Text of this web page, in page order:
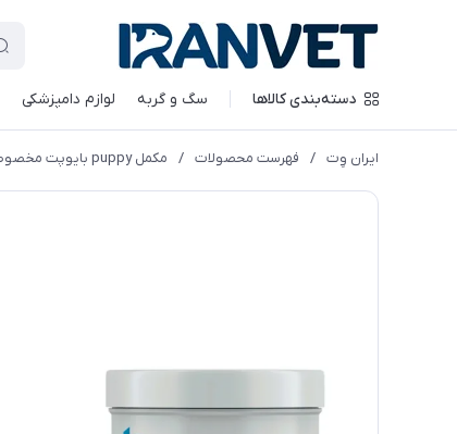
دسته‌بندی کالاها سگ و گربه لوازم دامپزشکی
ایران وِت / فهرست محصولات / مکمل puppy بایوپت مخصوص توله ها و سگ های جوان